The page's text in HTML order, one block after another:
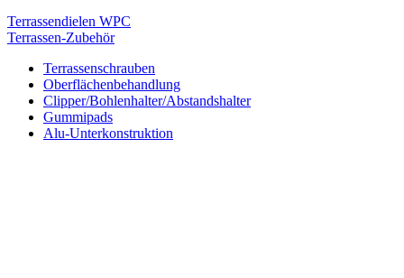
Terrassendielen WPC
Terrassen-Zubehör
Terrassenschrauben
Oberflächenbehandlung
Clipper/Bohlenhalter/Abstandshalter
Gummipads
Alu-Unterkonstruktion